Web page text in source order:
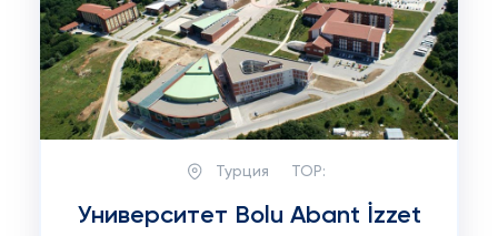
Турция TOP:
Университет Bolu Abant İzzet